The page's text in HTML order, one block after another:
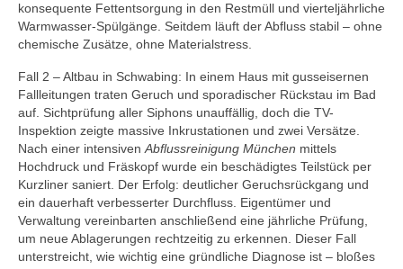
konsequente Fettentsorgung in den Restmüll und vierteljährliche
Warmwasser-Spülgänge. Seitdem läuft der Abfluss stabil – ohne
chemische Zusätze, ohne Materialstress.
Fall 2 – Altbau in Schwabing: In einem Haus mit gusseisernen
Fallleitungen traten Geruch und sporadischer Rückstau im Bad
auf. Sichtprüfung aller Siphons unauffällig, doch die TV-
Inspektion zeigte massive Inkrustationen und zwei Versätze.
Nach einer intensivenAbflussreinigung München mittels
Hochdruck und Fräskopf wurde ein beschädigtes Teilstück per
Kurzliner saniert. Der Erfolg: deutlicher Geruchsrückgang und
ein dauerhaft verbesserter Durchfluss. Eigentümer und
Verwaltung vereinbarten anschließend eine jährliche Prüfung,
um neue Ablagerungen rechtzeitig zu erkennen. Dieser Fall
unterstreicht, wie wichtig eine gründliche Diagnose ist – bloßes